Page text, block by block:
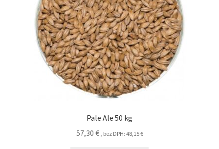
Pale Ale 50 kg
57,30 € , bez DPH: 48,15€